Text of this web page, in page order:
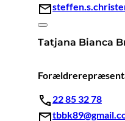
Tatjana Bianca
22 85 32 78